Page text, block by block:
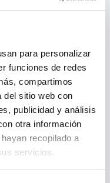
para personalizar
funciones de redes
compartimos
del sitio web con
publicidad y análisis
otra información
recopilado a
servicios.